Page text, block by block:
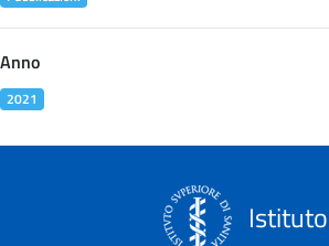
Anno
2021